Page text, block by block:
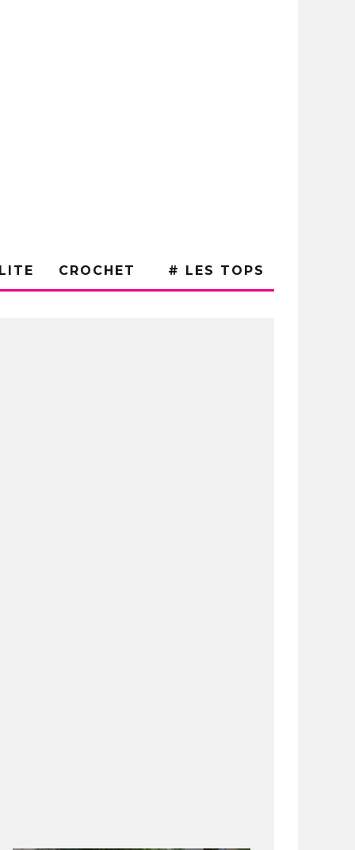
CROCHET # LES TOPS